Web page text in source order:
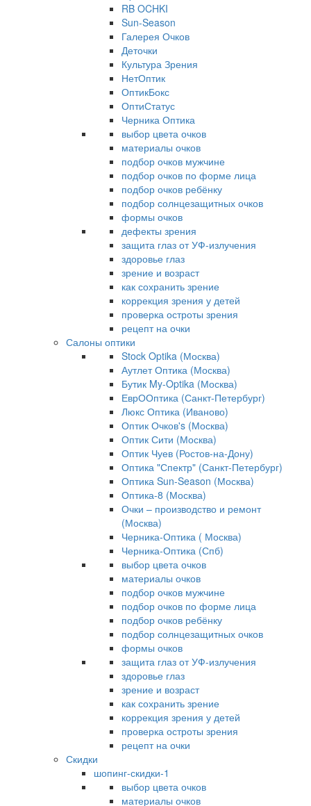
RB OCHKI
Sun-Season
Галерея Очков
Деточки
Культура Зрения
НетОптик
ОптикБокс
ОптиСтатус
Черника Оптика
выбор цвета очков
материалы очков
подбор очков мужчине
подбор очков по форме лица
подбор очков ребёнку
подбор солнцезащитных очков
формы очков
дефекты зрения
защита глаз от УФ-излучения
здоровье глаз
зрение и возраст
как сохранить зрение
коррекция зрения у детей
проверка остроты зрения
рецепт на очки
Салоны оптики
Stock Optika (Москва)
Аутлет Оптика (Москва)
Бутик My-Optika (Москва)
ЕврООптика (Санкт-Петербург)
Люкс Оптика (Иваново)
Оптик Очков's (Москва)
Оптик Сити (Москва)
Оптик Чуев (Ростов-на-Дону)
Оптика "Спектр" (Санкт-Петербург)
Оптика Sun-Season (Москва)
Оптика-8 (Москва)
Очки – производство и ремонт
(Москва)
Черника-Оптика ( Москва)
Черника-Оптика (Спб)
выбор цвета очков
материалы очков
подбор очков мужчине
подбор очков по форме лица
подбор очков ребёнку
подбор солнцезащитных очков
формы очков
защита глаз от УФ-излучения
здоровье глаз
зрение и возраст
как сохранить зрение
коррекция зрения у детей
проверка остроты зрения
рецепт на очки
Скидки
шопинг-скидки-1
выбор цвета очков
материалы очков